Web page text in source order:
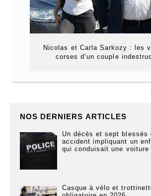
Nicolas et Carla Sarkozy : les
corses d’un couple
NOS DERNIERS ARTICLES
Un décès et sept blessés
accident impliquant un
qui conduisait une voiture
Casque à vélo et